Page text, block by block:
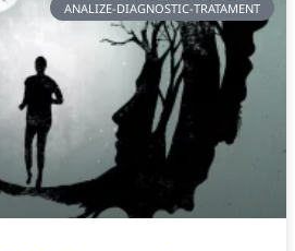
ANALIZE-DIAGNOSTIC-TRATAMENT